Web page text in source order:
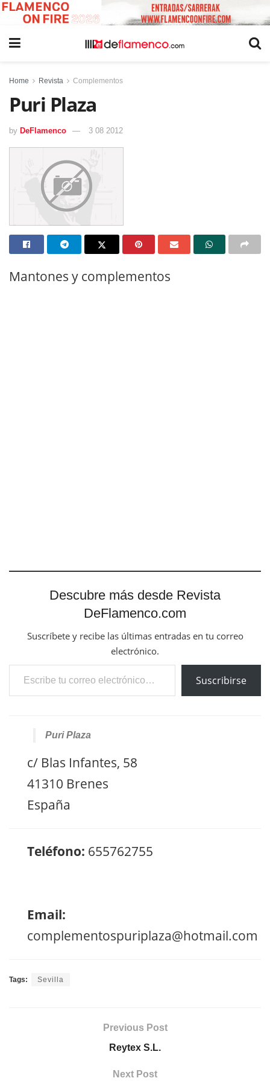
Home Revista Complementos
Puri Plaza
by DeFlamenco 3 08 2012
Mantones y complementos
Descubre más desde Revista
DeFlamenco.com
Suscríbete y recibe las últimas entradas en tu correo
electrónico.
Escribe tu correo electrónico…
Suscribirse
Puri Plaza
c/ Blas Infantes, 58
41310 Brenes
España
Teléfono: 655762755
Email:
complementospuriplaza@hotmail.com
Tags: Sevilla
Previous Post
Reytex S.L.
Next Post